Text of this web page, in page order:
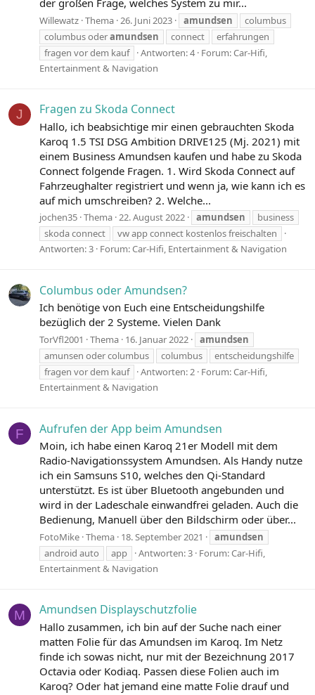
Willewatz Thema 26. Juni 2023 amundsen
columbus
columbus oderamundsen connect
erfahrungen
fragen vor dem kauf
Antworten: 4 Forum:Car-Hifi,
Entertainment & Navigation
J Fragen zu Skoda Connect
Hallo, ich beabsichtige mir einen gebrauchten Skoda
Karoq 1.5 TSI DSG Ambition DRIVE125 (Mj. 2021) mit
einem Business Amundsen kaufen und habe zu Skoda
Connect folgende Fragen. 1. Wird Skoda Connect auf
Fahrzeughalter registriert und wenn ja, wie kann ich es
auf mich umschreiben? 2. Welche...
jochen35 Thema 22. August 2022 amundsen
business
skoda connect
vw app connect kostenlos freischalten
Antworten: 3 Forum:Car-Hifi, Entertainment & Navigation
Columbus oder Amundsen?
Ich benötige von Euch eine Entscheidungshilfe
bezüglich der 2 Systeme. Vielen Dank
TorVfl2001 Thema 16. Januar 2022
amundsen
amunsen oder columbus
columbus
entscheidungshilfe
fragen vor dem kauf
Antworten: 2 Forum:Car-Hifi,
Entertainment & Navigation
F Aufrufen der App beim Amundsen
Moin, ich habe einen Karoq 21er Modell mit dem
Radio-Navigationssystem Amundsen. Als Handy nutze
ich ein Samsuns S10, welches den Qi-Standard
unterstützt. Es ist über Bluetooth angebunden und
wird in der Ladeschale einwandfrei geladen. Auch die
Bedienung, Manuell über den Bildschirm oder über...
FotoMike Thema 18. September 2021
amundsen
android auto
app Antworten: 3 Forum:Car-Hifi,
Entertainment & Navigation
M Amundsen Displayschutzfolie
Hallo zusammen, ich bin auf der Suche nach einer
matten Folie für das Amundsen im Karoq. Im Netz
finde ich sowas nicht, nur mit der Bezeichnung 2017
Octavia oder Kodiaq. Passen diese Folien auch im
Karoq? Oder hat jemand eine matte Folie drauf und